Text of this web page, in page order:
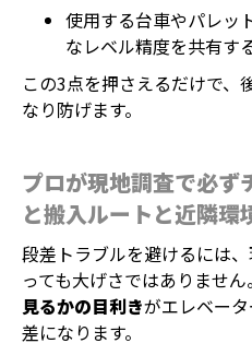
使用する台車やパレッ
なレベル精度を共有す
この3点を押さえるだけで、
なり防げます。
プロが現地調査で必ず
と搬入ルートと近隣環
段差トラブルを避けるには
っても大げさではありません
見るかの目利きがエレベー
差になります。